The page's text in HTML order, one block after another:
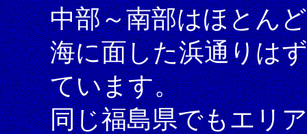
中部～南部はほとん
海に面した浜通りは
ています。
同じ福島県でもエリ